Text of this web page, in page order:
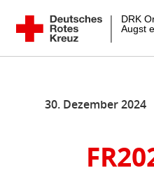
Zum
Inhalt
springen
DRK Ortsverein Augst e.V.
30. Dezember 2024